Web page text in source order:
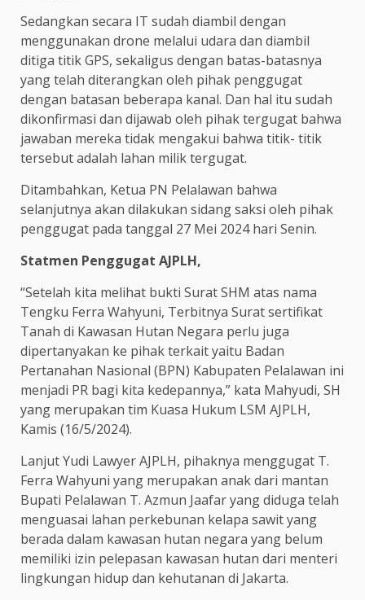
Sedangkan secara IT sudah diambil dengan
menggunakan drone melalui udara dan diambil
ditiga titik GPS, sekaligus dengan batas-batasnya
yang telah diterangkan oleh pihak penggugat
dengan batasan beberapa kanal. Dan hal itu sudah
dikonfirmasi dan dijawab oleh pihak tergugat bahwa
jawaban mereka tidak mengakui bahwa titik- titik
tersebut adalah lahan milik tergugat.
Ditambahkan, Ketua PN Pelalawan bahwa
selanjutnya akan dilakukan sidang saksi oleh pihak
penggugat pada tanggal 27 Mei 2024 hari Senin.
Statmen Penggugat AJPLH,
“Setelah kita melihat bukti Surat SHM atas nama
Tengku Ferra Wahyuni, Terbitnya Surat sertifikat
Tanah di Kawasan Hutan Negara perlu juga
dipertanyakan ke pihak terkait yaitu Badan
Pertanahan Nasional (BPN) Kabupaten Pelalawan ini
menjadi PR bagi kita kedepannya,” kata Mahyudi, SH
yang merupakan tim Kuasa Hukum LSM AJPLH,
Kamis (16/5/2024).
Lanjut Yudi Lawyer AJPLH, pihaknya menggugat T.
Ferra Wahyuni yang merupakan anak dari mantan
Bupati Pelalawan T. Azmun Jaafar yang diduga telah
menguasai lahan perkebunan kelapa sawit yang
berada dalam kawasan hutan negara yang belum
memiliki izin pelepasan kawasan hutan dari menteri
lingkungan hidup dan kehutanan di Jakarta.